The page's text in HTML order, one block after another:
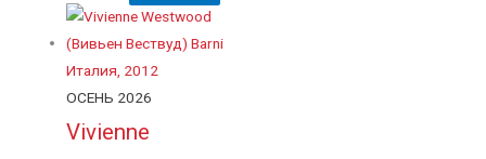
ОСЕНЬ 2026
Vivienne